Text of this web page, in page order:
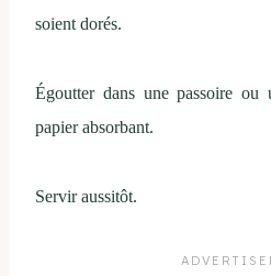
soient dorés.
Égoutter dans une passoire ou
papier absorbant.
Servir aussitôt.